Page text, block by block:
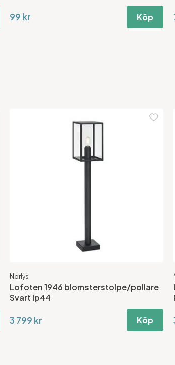
99 kr Köp
Norlys
Lofoten 1946 blomsterstolpe/pollare
Svart Ip44
3 799 kr Köp